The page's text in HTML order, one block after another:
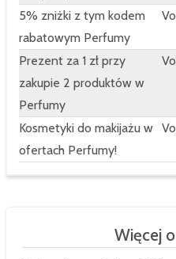
5% zniżki z tym kodem
rabatowym Perfumy
Prezent za 1 zł przy
zakupie 2 produktów w
Perfumy
Kosmetyki do makijażu w
ofertach Perfumy!
Więcej